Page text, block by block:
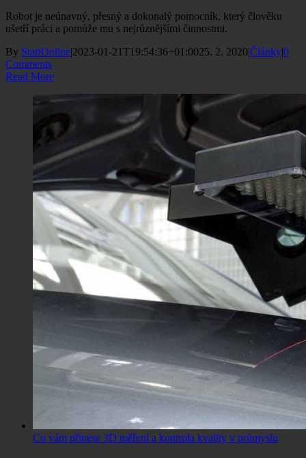
Robot je neúnavný, přesný a dokonalý pomocník, který člověku
ušetří práci a pomůže mu s nejrůznějšími činnostmi.
By StartOnline|2023-01-21T19:54:36+01:0025. 2. 2020|Články|0
Comments
Read More
Co vám přinese 3D měření a kontrola kvality v průmyslu